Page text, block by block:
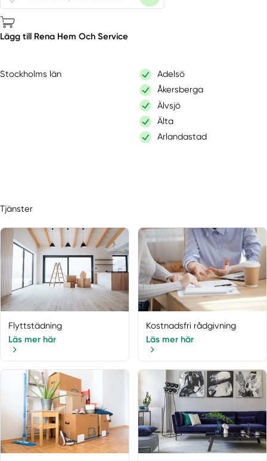
Lägg till Rena Hem Och Service
Stockholms län
Adelsö
Åkersberga
Älvsjö
Älta
Arlandastad
Tjänster
Flyttstädning
Läs mer här
Kostnadsfri rådgivning
Läs mer här